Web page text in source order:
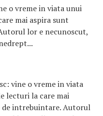
o vreme in viata unui
mai aspira sunt
lor e necunoscut,
vine o vreme in viata
lecturi la care mai
de intrebuintare. Autorul